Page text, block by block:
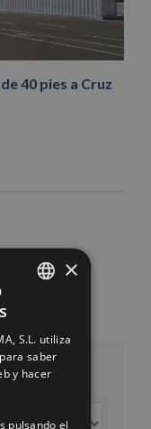
40 pies a Cruz
ENGLISH
FRENCH
×
S.L. utiliza
saber
y hacer
pulsando el